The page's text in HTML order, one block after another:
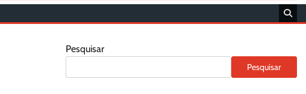
Pesquisar
Pesquisar